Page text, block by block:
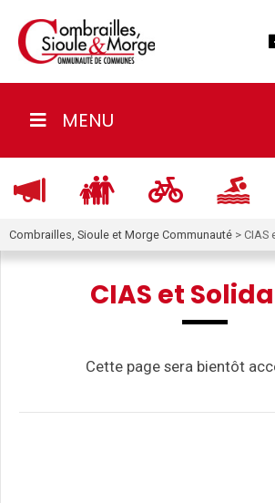
MENU
Combrailles, Sioule et Morge Communauté > CIAS
CIAS et
Cette page sera bientôt